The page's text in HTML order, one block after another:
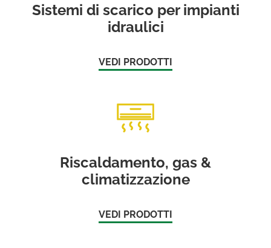
Sistemi di scarico per impianti
idraulici
VEDI PRODOTTI
Riscaldamento, gas &
climatizzazione
VEDI PRODOTTI